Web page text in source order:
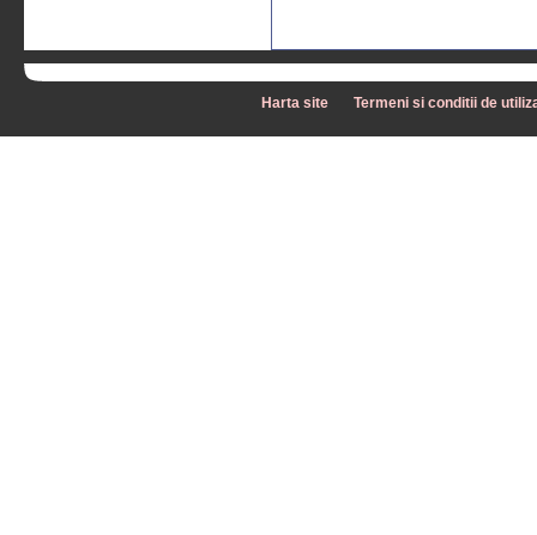
Harta site Termeni si conditii de